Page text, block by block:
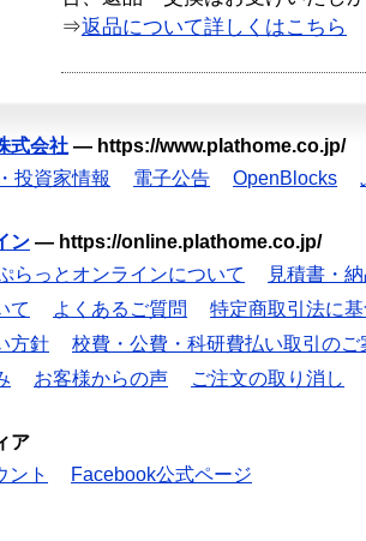
⇒返品について詳しくはこちら
式会社 — https://www.plathome.co.jp/
投資家情報 電子公告 OpenBlocks
ン — https://online.plathome.co.jp/
らっとオンラインについて
見積書・
て
よくあるご質問
特定商取引法に
方針
校費・公費・科研費払い取引のご
お客様からの声 ご注文の取り消し
ア
ント
Facebook公式ページ